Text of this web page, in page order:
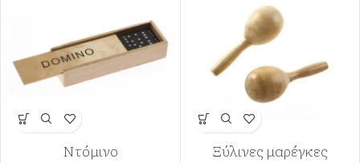
Ντόμινο Ξύλινες μαρέγκες